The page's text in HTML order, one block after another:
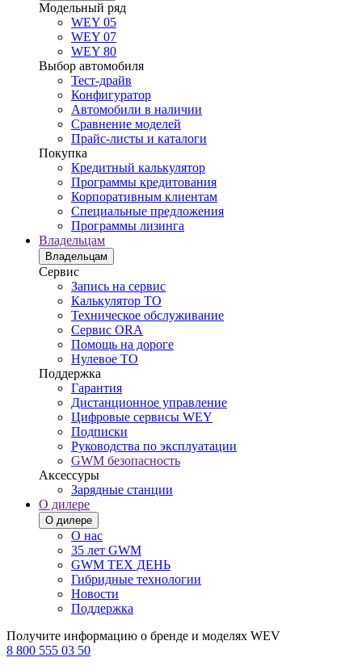
Модельный ряд
WEY 05
WEY 07
WEY 80
Выбор автомобиля
Тест-драйв
Конфигуратор
Автомобили в наличии
Сравнение моделей
Прайс-листы и каталоги
Покупка
Кредитный калькулятор
Программы кредитования
Корпоративным клиентам
Специальные предложения
Программы лизинга
Владельцам
Владельцам
Сервис
Запись на сервис
Калькулятор ТО
Техническое обслуживание
Сервис ORA
Помощь на дороге
Нулевое ТО
Поддержка
Гарантия
Дистанционное управление
Цифровые сервисы WEY
Подписки
Руководства по эксплуатации
GWM безопасность
Аксессуры
Зарядные станции
О дилере
О дилере
О нас
35 лет GWM
GWM ТЕХ ДЕНЬ
Гибридные технологии
Новости
Поддержка
Получите информацию о бренде и моделях WEV
8 800 555 03 50